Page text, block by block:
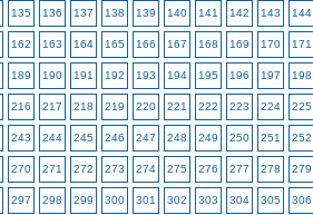
135 136 137 138 139 140 141 142 143 144
162 163 164 165 166 167 168 169 170 171
189 190 191 192 193 194 195 196 197 198
216 217 218 219 220 221 222 223 224 225
243 244 245 246 247 248 249 250 251 252
270 271 272 273 274 275 276 277 278 279
297 298 299 300 301 302 303 304 305 306